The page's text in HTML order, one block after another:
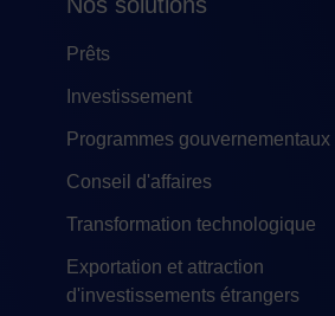
Prêts
Investissement
Programmes gouvernementaux
Conseil d'affaires
Transformation technologique
Exportation et attraction
d'investissements étrangers